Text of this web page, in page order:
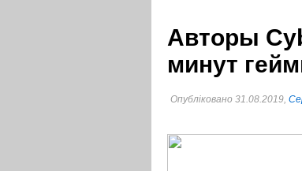
Авторы
минут
Опубліковано 31.08.2019,